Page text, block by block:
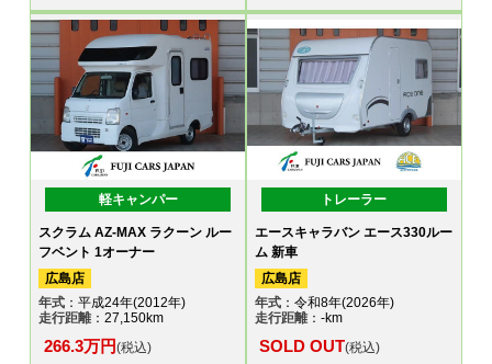
軽キャンパー
スクラム AZ-MAX ラクーン ルー
フベント 1オーナー
広島店
年式 ：平成24年(2012年)
走行距離：27,150km
266.3万円(税込)
トレーラー
エースキャラバン エース330ルー
ム 新車
広島店
年式：令和8年(2026年)
走行距離：-km
SOLD OUT(税込)